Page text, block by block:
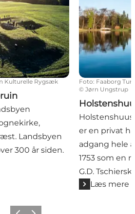
Kulturelle Rygsæk
Landsbyen
300 år siden.
Foto: Faaborg
©Jørn Ungstrup
er en privat
adgang hele
1753 som en
G.D.
Læs mere